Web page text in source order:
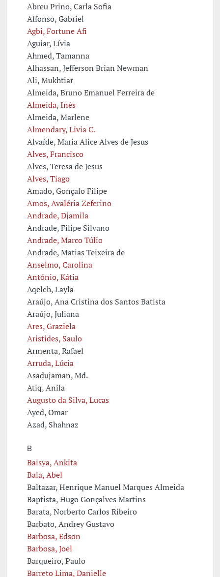
Abreu Prino, Carla Sofia
Affonso, Gabriel
Agbi, Fortune Afi
Aguiar, Lívia
Ahmed, Tamanna
Alhassan, Jefferson Brian Newman
Ali, Mukhtiar
Almeida, Bruno Emanuel Ferreira de
Almeida, Inês
Almeida, Marlene
Almendary, Livia C.
Alvaíde, Maria Alice Alves de Jesus
Alves, Francisco
Alves, Teresa de Jesus
Alves, Tiago
Amado, Gonçalo Filipe
Amos, Avaléria Zeferino
Andrade, Djamila
Andrade, Filipe Silvano
Andrade, Marco Túlio
Andrade, Matias Teixeira de
Anselmo, Carolina
António, Kátia
Aqeleh, Layla
Araújo, Ana Cristina dos Santos Batista
Araújo, Juliana
Ares, Graziela
Aristides, Saulo
Armenta, Rafael
Arruda, Lúcia
Asadujaman, Md.
Atiq, Anila
Augusto da Silva, Lucas
Ayed, Omar
Azad, Shahnaz
B
Baisya, Ankita
Bala, Abel
Baltazar, Henrique Manuel Marques Almeida
Baptista, Hugo Gonçalves Martins
Barata, Norberto Carlos Ribeiro
Barbato, Andrey Gustavo
Barbosa, Edson
Barbosa, Joel
Barqueiro, Paulo
Barreto Lima, Danielle